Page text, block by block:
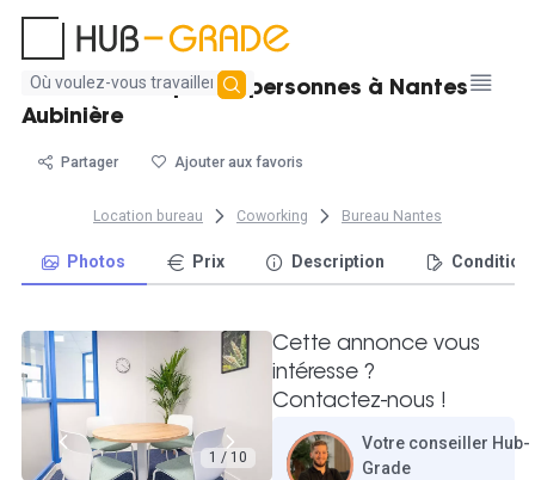
Aucun
résultat
Bureau fermé pour 3 personnes à Nantes
Aubinière
Partager Ajouter aux favoris
Location bureau Coworking Bureau Nantes
Photos Prix Description
1 / 10
Cette annonce vous
intéresse ?
Contactez-nous !
Votre conseiller Hub-
Grade